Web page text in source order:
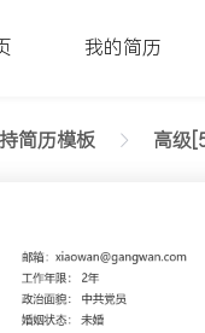
我的简历
简历模板 高级
历模板文字版